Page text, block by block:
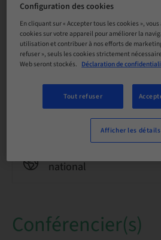
Langue
Français
Points
1.50 Points
Méthode de livraison
Cours théorique en
national
Conférencier(s)
Configuration des cookies
En cliquant sur « Accepter tous les cookies »,
cookies sur votre appareil pour améliorer la
utilisation et contribuer à nos efforts de
refuser », seuls les cookies strictement
Web seront stockés. Déclaration de
Tout refuser
Afficher les détails